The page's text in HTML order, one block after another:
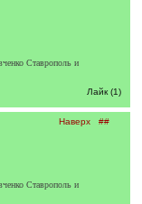
Ставрополь и
Лайк (1)
Наверх ##
Ставрополь и